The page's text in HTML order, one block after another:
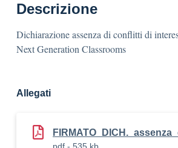
Descrizione
Dichiarazione assenza di conflitti di
Next Generation Classrooms
Allegati